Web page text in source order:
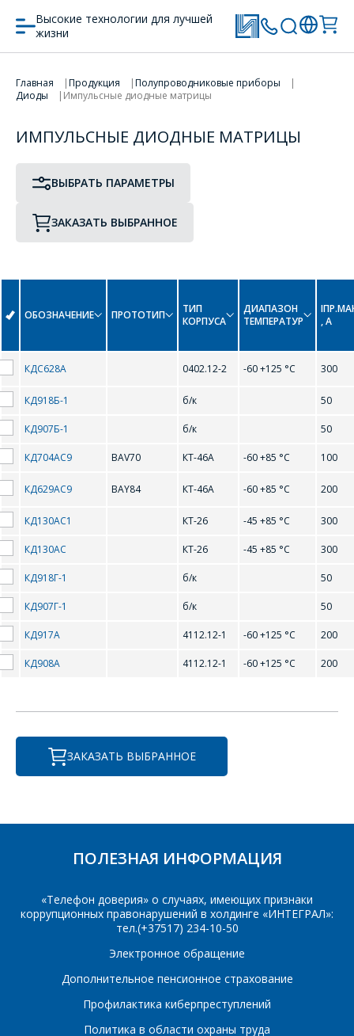
Высокие технологии для лучшей
жизни
Главная Продукция
Полупроводниковые приборы
Диоды
Импульсные диодные матрицы
ИМПУЛЬСНЫЕ ДИОДНЫЕ МАТРИЦЫ
ВЫБРАТЬ ПАРАМЕТРЫ
B
ЗАКАЗАТЬ ВЫБРАННОЕ
ПЕРЕЙТИ В КОРЗИНУ
ПРОДОЛЖИТЬ ПОКУПКИ
ОБОЗНАЧЕНИЕ ПРОТОТИП
ТИП
КОРПУСА
ДИАПАЗОН
ТЕМПЕРАТУР
, А
КДС628А 0402.12-2 -60 +125 °С 300
КД918Б-1 б/к 50
КД907Б-1 б/к 50
КД704АС9 BAV70 КТ-46A -60 +85 °С 100
КД629АС9 BAY84 КТ-46A -60 +85 °С 200
КД130АС1 КТ-26 -45 +85 °С 300
КД130АС КТ-26 -45 +85 °С 300
КД918Г-1 б/к 50
КД907Г-1 б/к 50
КД917А 4112.12-1 -60 +125 °С 200
КД908А 4112.12-1 -60 +125 °С 200
ЗАКАЗАТЬ ВЫБРАННОЕ
ПОЛЕЗНАЯ ИНФОРМАЦИЯ
«Телефон доверия» о случаях, имеющих признаки
коррупционных правонарушений в холдинге «ИНТЕГРАЛ»:
тел.(+37517) 234-10-50
Электронное обращение
Дополнительное пенсионное страхование
Профилактика киберпреступлений
Политика в области охраны труда
ОФОРМИТЬ ЗАКАЗ
для юридических лиц
Продажи физическим
осуществляются в ТД
"ИНТЕГРАЛ", тел.+375
(17) 350-94-32
интересующее Вас
сотрудники компании
E-mail*
Интересующий товар/ *
ЗАДАТЬ ВОПРОС
РАДОСТЬЮ
ОТВЕТЯТ НА
Телефон*
Интересующий товар/
услуга
*